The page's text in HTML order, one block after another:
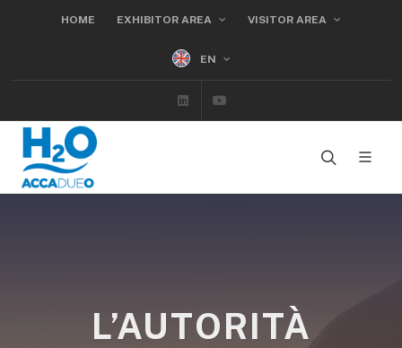
HOME EXHIBITOR AREA VISITOR AREA
EN
Linkedin
L’AUTORITÀ